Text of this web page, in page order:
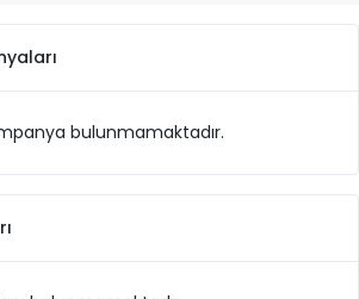
bulunmamaktadır.